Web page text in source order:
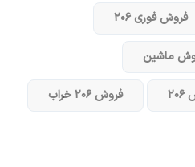
فروش فوری ۲۰۶
ماشین
فروش ۲۰۶ خراب